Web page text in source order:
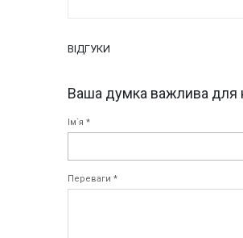
ВІДГУКИ
Ваша думка важлива для
Ім`я *
Переваги *